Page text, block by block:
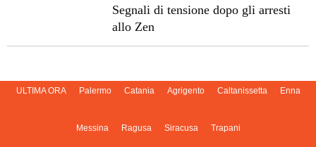
Segnali di tensione dopo gli arresti
allo Zen
ULTIMA ORA Palermo Catania Agrigento Caltanissetta Enna
Messina Ragusa Siracusa Trapani